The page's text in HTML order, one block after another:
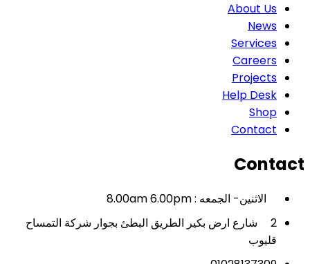
About Us
News
Services
Careers
Projects
Help Desk
Shop
Contact
Contact
الاثنين- الجمعه : 8.00am 6.00pm
2 شارع ارض بكير الطريق البطئ بجوار شركة التمساح
قليوب